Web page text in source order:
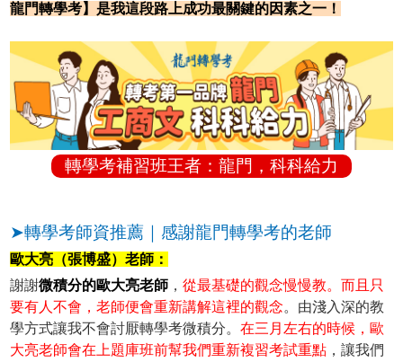
龍門轉學考】是我這段路上成功最關鍵的因素之一！
轉學考補習班王者：龍門，科科給力
➤轉學考師資推薦｜感謝龍門轉學考的老師
歐大亮（張博盛）老師：
謝謝微積分的歐大亮老師 ，從最基礎的觀念慢慢教。而且只
要有人不會，老師便會重新講解這裡的觀念。由淺入深的教
學方式讓我不會討厭轉學考微積分。在三月左右的時候，歐
大亮老師會在上題庫班前幫我們重新複習考試重點 ，讓我們